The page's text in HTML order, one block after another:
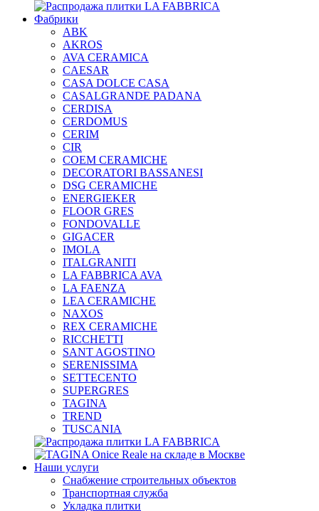
Фабрики
ABK
AKROS
AVA CERAMICA
CAESAR
CASA DOLCE CASA
CASALGRANDE PADANA
CERDISA
CERDOMUS
CERIM
CIR
COEM CERAMICHE
DECORATORI BASSANESI
DSG CERAMICHE
ENERGIEKER
FLOOR GRES
FONDOVALLE
GIGACER
IMOLA
ITALGRANITI
LA FABBRICA AVA
LA FAENZA
LEA CERAMICHE
NAXOS
REX CERAMICHE
RICCHETTI
SANT AGOSTINO
SERENISSIMA
SETTECENTO
SUPERGRES
TAGINA
TREND
TUSCANIA
Наши услуги
Снабжение строительных объектов
Транспортная служба
Укладка плитки